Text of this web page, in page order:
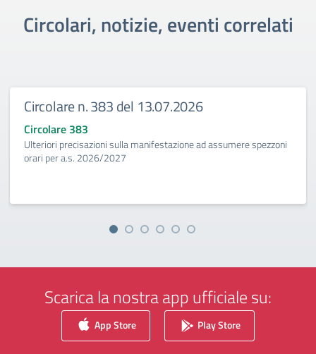
Circolari, notizie, eventi correlati
Circolare n. 383 del 13.07.2026
Circolare 383
Ulteriori precisazioni sulla manifestazione ad assumere spezzoni
orari per a.s. 2026/2027
Scarica la nostra app ufficiale su:
App Store Play Store